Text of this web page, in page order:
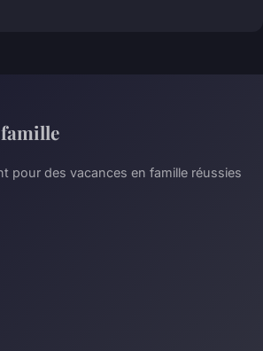
pour des vacances en famille réussies